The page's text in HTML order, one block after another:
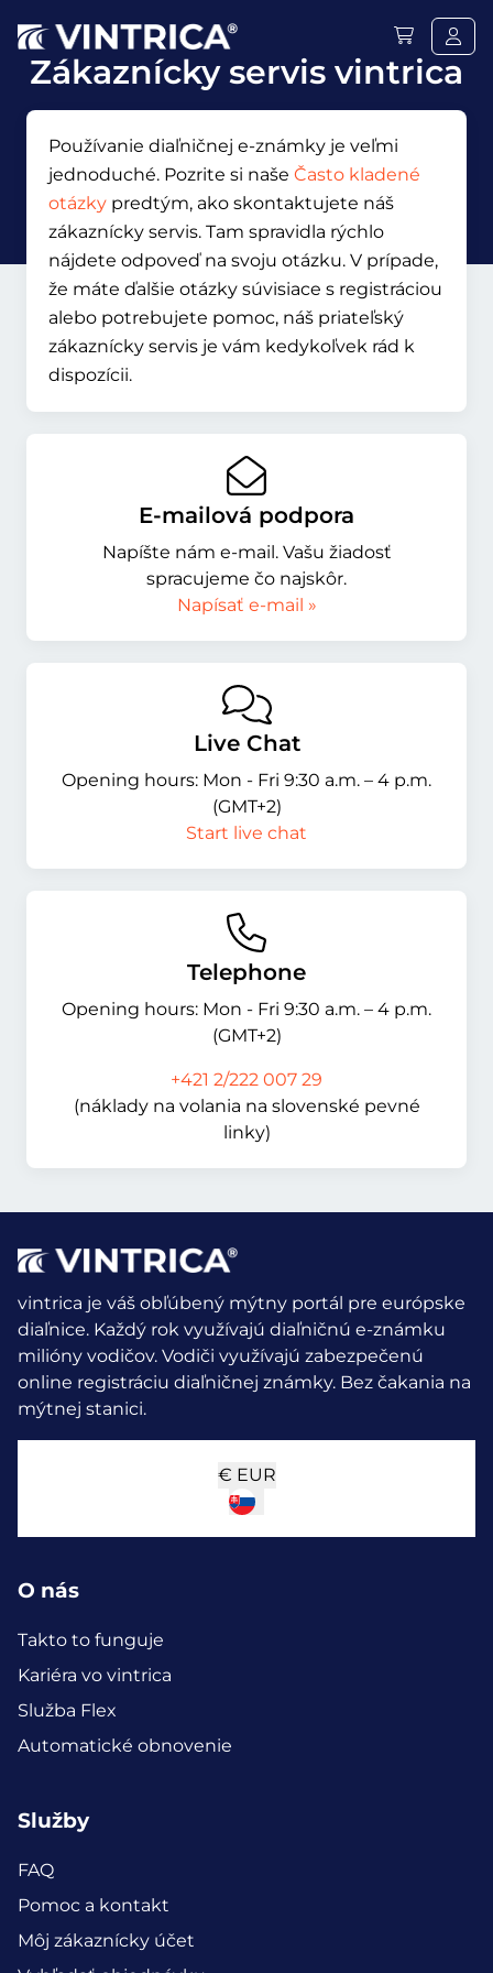
Zákaznícky servis vintrica
Používanie diaľničnej e-známky je veľmi
jednoduché. Pozrite si naše Často kladené
otázky predtým, ako skontaktujete náš
zákaznícky servis. Tam spravidla rýchlo
nájdete odpoveď na svoju otázku. V prípade,
že máte ďalšie otázky súvisiace s registráciou
alebo potrebujete pomoc, náš priateľský
zákaznícky servis je vám kedykoľvek rád k
dispozícii.
E-mailová podpora
Napíšte nám e-mail. Vašu žiadosť
spracujeme čo najskôr.
Napísať e-mail »
Live Chat
Opening hours: Mon - Fri 9:30 a.m. – 4 p.m.
(GMT+2)
Start live chat
Telephone
Opening hours: Mon - Fri 9:30 a.m. – 4 p.m.
(GMT+2)
+421 2/222 007 29
(náklady na volania na slovenské pevné
linky)
vintrica je váš obľúbený mýtny portál pre európske
diaľnice. Každý rok využívajú diaľničnú e-známku
milióny vodičov. Vodiči využívajú zabezpečenú
online registráciu diaľničnej známky. Bez čakania na
mýtnej stanici.
€ EUR
O nás
Takto to funguje
Kariéra vo vintrica
Služba Flex
Automatické obnovenie
Služby
FAQ
Pomoc a kontakt
Môj zákaznícky účet